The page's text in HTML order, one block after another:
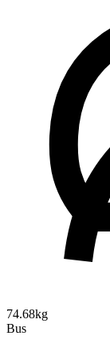
74.68kg
Bus